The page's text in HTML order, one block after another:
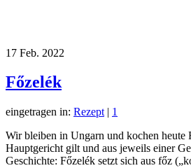
17 Feb. 2022
Főzelék
eingetragen in: Rezept | 1
Wir bleiben in Ungarn und kochen heute
Hauptgericht gilt und aus jeweils einer
Geschichte: Főzelék setzt sich aus főz